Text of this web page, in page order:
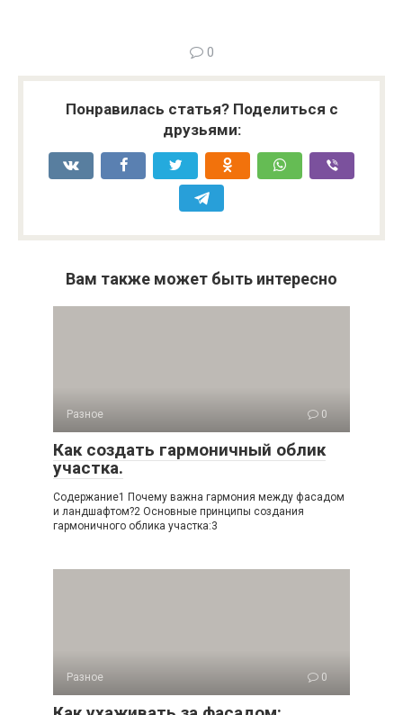
0
Понравилась статья? Поделиться с
друзьями:
Вам также может быть интересно
Разное 0
Как создать гармоничный облик
участка.
Содержание1 Почему важна гармония между фасадом
и ландшафтом?2 Основные принципы создания
гармоничного облика участка:3
Разное 0